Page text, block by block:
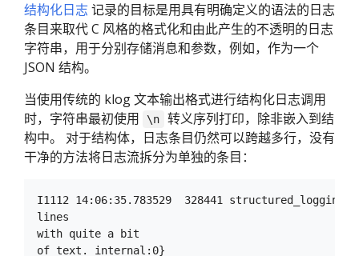
结构化日志记录的目标是用具有明确定义的语法的日志
条目来取代 C 风格的格式化和由此产生的不透明的日志
字符串，用于分别存储消息和参数，例如，作为一个
JSON 结构。
当使用传统的 klog 文本输出格式进行结构化日志调用
时，字符串最初使用
\n
转义序列打印，除非嵌入到结
构中。 对于结构体，日志条目仍然可以跨越多行，没有
干净的方法将日志流拆分为单独的条目：
I1112 14:06:35.783529  328441
lines
with quite a bit
of text. internal:0}